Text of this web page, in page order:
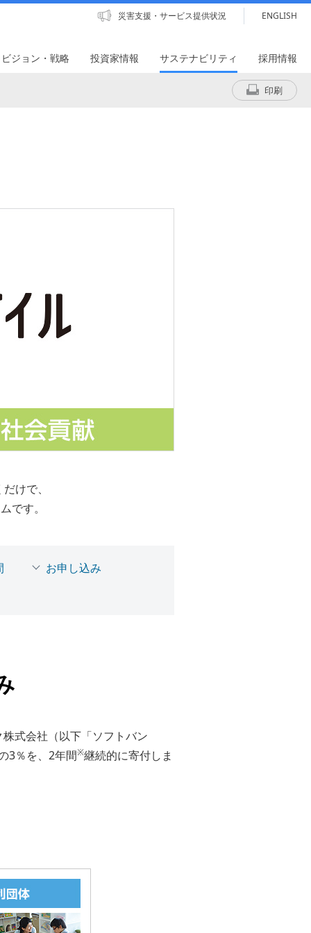
災害支援・サービス提供状況 ENGLISH
ジョン・戦略 投資家情報 サステナビリティ 採用情報
印刷
けで、
です。
お申し込み
式会社（以下「ソフトバン
3％を、2年間※継続的に寄付しま